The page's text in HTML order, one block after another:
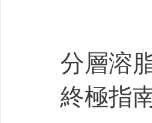
分層溶
終極指